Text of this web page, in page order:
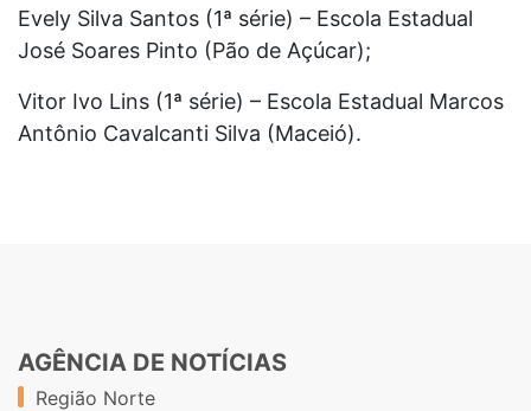
Evely Silva Santos (1ª série) – Escola Estadual
José Soares Pinto (Pão de Açúcar);
Vitor Ivo Lins (1ª série) – Escola Estadual Marcos
Antônio Cavalcanti Silva (Maceió).
AGÊNCIA DE NOTÍCIAS
Região Norte